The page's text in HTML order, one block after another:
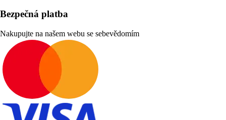
Bezpečná platba
Nakupujte na našem webu se sebevědomím